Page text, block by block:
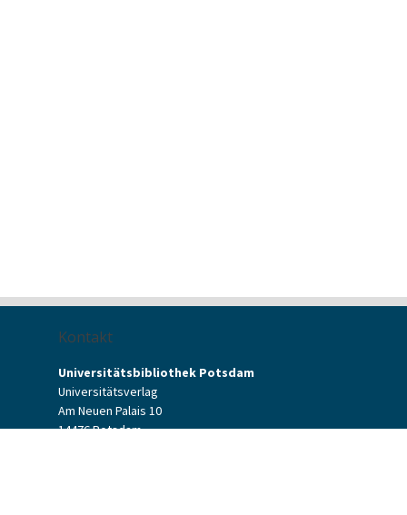
Kontakt
Universitätsbibliothek Potsdam
Universitätsverlag
Am Neuen Palais 10
14476 Potsdam